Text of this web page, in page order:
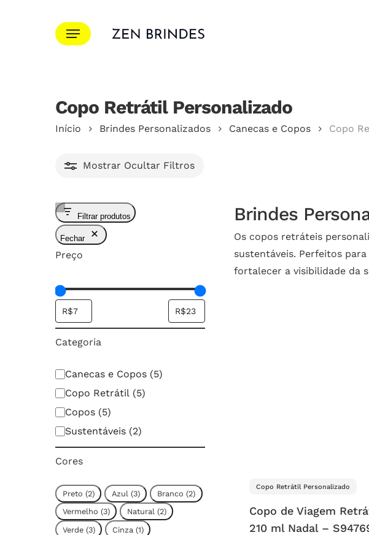
Pressione Enter para pesquisar ou ESC para fechar.
Menu
Copo Retrátil Personalizado
Início Brindes Personalizados Canecas e Copos Copo
Mostrar Ocultar Filtros
Filtrar produtos
Fechar
Preço
Categoria
Categoria
Canecas e Copos (5)
Copo Retrátil (5)
Copos (5)
Sustentáveis (2)
Cores
CorPreto (2 ) Azul (3 ) Branco (2 )
Vermelho (3 ) Natural (2 )
Verde (3 ) Cinza (1 )
Brindes
Os copos retráteis
sustentáveis. Perfeitos
fortalecer a visibilidade da
Copo Retrátil Personalizado
Copo de Viagem
210 ml Nadal –